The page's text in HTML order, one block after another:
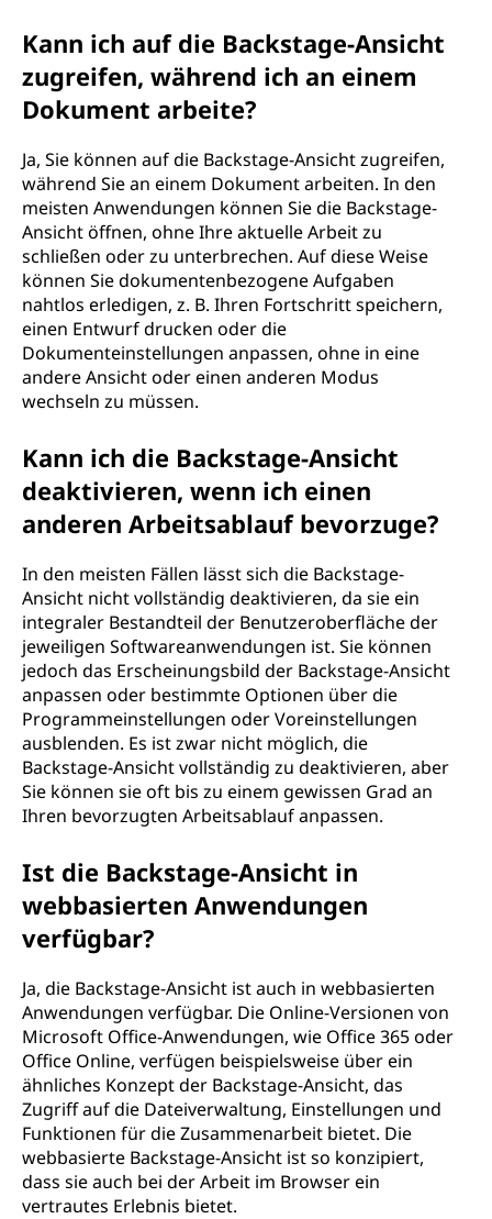
Kann ich auf die Backstage-Ansicht
zugreifen, während ich an einem
Dokument arbeite?
Ja, Sie können auf die Backstage-Ansicht zugreifen,
während Sie an einem Dokument arbeiten. In den
meisten Anwendungen können Sie die Backstage-
Ansicht öffnen, ohne Ihre aktuelle Arbeit zu
schließen oder zu unterbrechen. Auf diese Weise
können Sie dokumentenbezogene Aufgaben
nahtlos erledigen, z. B. Ihren Fortschritt speichern,
einen Entwurf drucken oder die
Dokumenteinstellungen anpassen, ohne in eine
andere Ansicht oder einen anderen Modus
wechseln zu müssen.
Kann ich die Backstage-Ansicht
deaktivieren, wenn ich einen
anderen Arbeitsablauf bevorzuge?
In den meisten Fällen lässt sich die Backstage-
Ansicht nicht vollständig deaktivieren, da sie ein
integraler Bestandteil der Benutzeroberfläche der
jeweiligen Softwareanwendungen ist. Sie können
jedoch das Erscheinungsbild der Backstage-Ansicht
anpassen oder bestimmte Optionen über die
Programmeinstellungen oder Voreinstellungen
ausblenden. Es ist zwar nicht möglich, die
Backstage-Ansicht vollständig zu deaktivieren, aber
Sie können sie oft bis zu einem gewissen Grad an
Ihren bevorzugten Arbeitsablauf anpassen.
Ist die Backstage-Ansicht in
webbasierten Anwendungen
verfügbar?
Ja, die Backstage-Ansicht ist auch in webbasierten
Anwendungen verfügbar. Die Online-Versionen von
Microsoft Office-Anwendungen, wie Office 365 oder
Office Online, verfügen beispielsweise über ein
ähnliches Konzept der Backstage-Ansicht, das
Zugriff auf die Dateiverwaltung, Einstellungen und
Funktionen für die Zusammenarbeit bietet. Die
webbasierte Backstage-Ansicht ist so konzipiert,
dass sie auch bei der Arbeit im Browser ein
vertrautes Erlebnis bietet.